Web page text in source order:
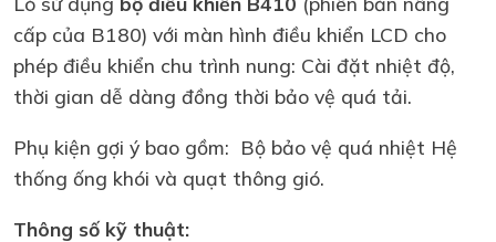
cấp của B180) với màn hình điều khiển LCD cho
phép điều khiển chu trình nung: Cài đặt nhiệt độ,
thời gian dễ dàng đồng thời bảo vệ quá tải.
Phụ kiện gợi ý bao gồm: Bộ bảo vệ quá nhiệt Hệ
thống ống khói và quạt thông gió.
Thông số kỹ thuật: